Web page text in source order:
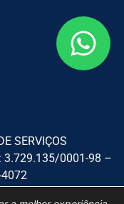
SERVIÇOS
3.729.135/0001-98 –